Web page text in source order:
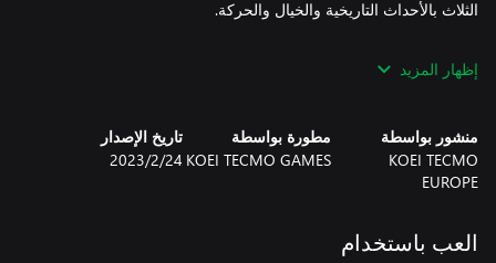
-'- يمكن نقل البيانات المحفوظة من الإصدار التجريبي إلى الإصدار
الكامل من "Wo Long: Fallen Dynasty Complete Edition." ولكن،
إظهار المزيد
منشور بواسطة
KOEI TECMO
EUROPE
مطورة بواسطة
KOEI TECMO GAMES
تاريخ الإصدار
24‏/2‏/2023
العب باستخدام